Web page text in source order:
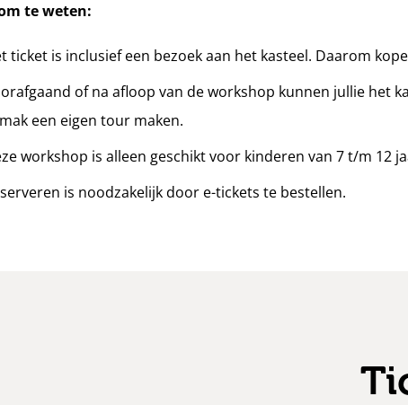
te weten:
ticket is inclusief een bezoek aan het kasteel. Daarom
of na afloop van de workshop kunnen jullie het
een eigen tour maken.
workshop is alleen geschikt voor kinderen van 7 t/m 12
is noodzakelijk door e-tickets te bestellen.